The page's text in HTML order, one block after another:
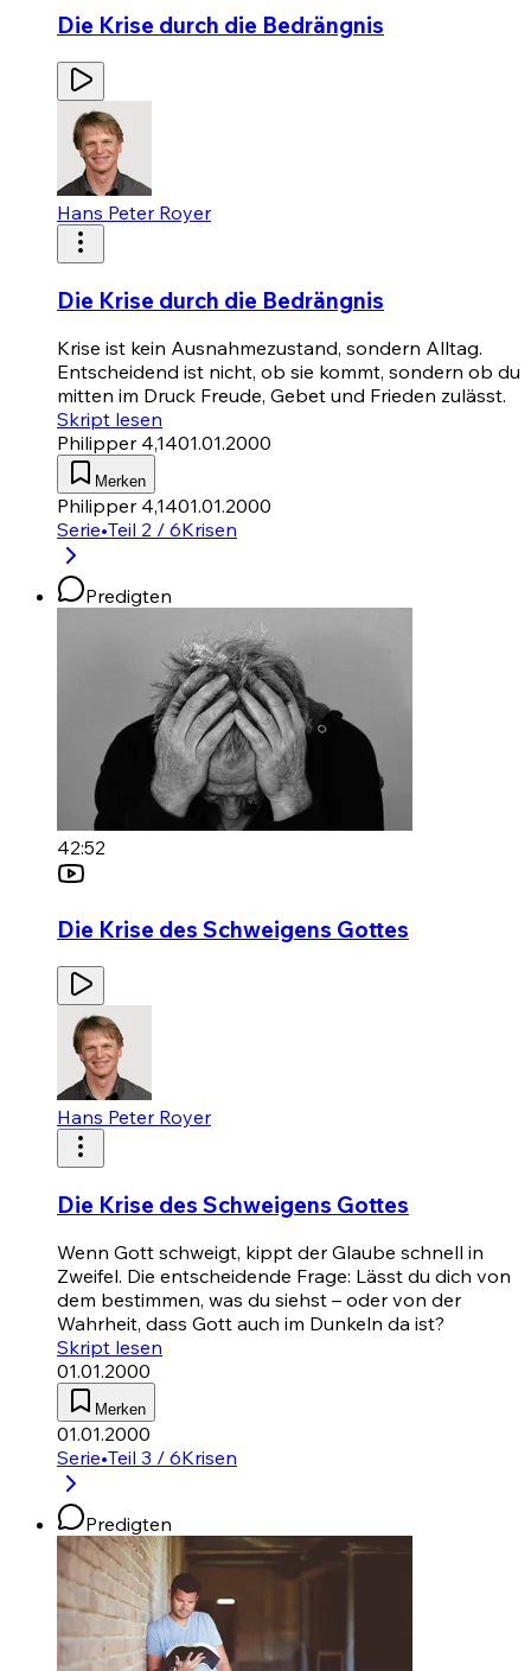
Die Krise durch die Bedrängnis
Hans Peter Royer
Die Krise durch die Bedrängnis
Krise ist kein Ausnahmezustand, sondern Alltag.
Entscheidend ist nicht, ob sie kommt, sondern ob du
mitten im Druck Freude, Gebet und Frieden zulässt.
Skript lesen
Philipper 4,1401.01.2000
Merken
Philipper 4,1401.01.2000
Serie•Teil 2 / 6Krisen
Predigten
42:52
Die Krise des Schweigens Gottes
Hans Peter Royer
Die Krise des Schweigens Gottes
Wenn Gott schweigt, kippt der Glaube schnell in
Zweifel. Die entscheidende Frage: Lässt du dich von
dem bestimmen, was du siehst – oder von der
Wahrheit, dass Gott auch im Dunkeln da ist?
Skript lesen
01.01.2000
Merken
01.01.2000
Serie•Teil 3 / 6Krisen
Predigten